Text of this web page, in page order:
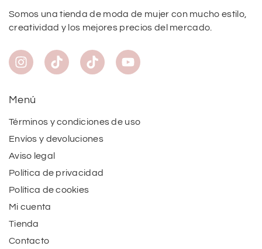
Somos una tienda de moda de mujer con mucho estilo,
creatividad y los mejores precios del mercado.
Menú
Términos y condiciones de uso
Envíos y devoluciones
Aviso legal
Política de privacidad
Política de cookies
Mi cuenta
Tienda
Contacto